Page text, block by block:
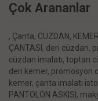
Çok Arananlar
, Çanta, CÜZDAN, KEMER
ÇANTASI , deri cüzdan,
cüzdan imalatı, toptan
deri kemer, promosyon
kemer, çanta imalatı
PANTOLON ASKISI ,